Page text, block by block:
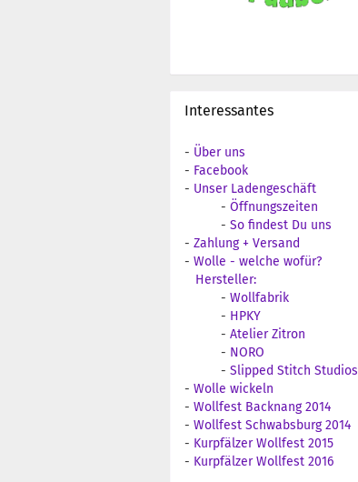
Interessantes
- Über uns
- Facebook
- Unser Ladengeschäft
- Öffnungszeiten
- So findest Du uns
- Zahlung + Versand
- Wolle - welche wofür?
Hersteller:
- Wollfabrik
- HPKY
- Atelier Zitron
- NORO
- Slipped Stitch Studios
- Wolle wickeln
- Wollfest Backnang 2014
- Wollfest Schwabsburg 2014
- Kurpfälzer Wollfest 2015
- Kurpfälzer Wollfest 2016